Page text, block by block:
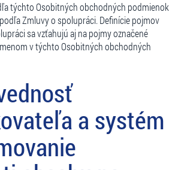
týchto Osobitných obchodných podmienok
Zmluvy o spolupráci. Definície pojmov
sa vzťahujú aj na pojmy označené
v týchto Osobitných obchodných
a systém